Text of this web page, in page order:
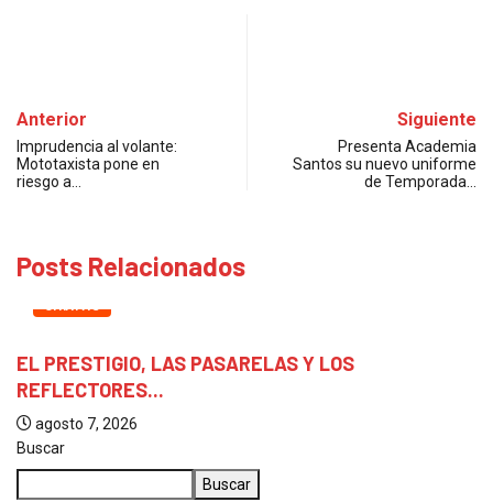
Anterior
Imprudencia al volante:
Mototaxista pone en
riesgo a…
Siguiente
Presenta Academia
Santos su nuevo uniforme
de Temporada…
Posts Relacionados
CHIAPAS
EL PRESTIGIO, LAS PASARELAS Y LOS
REFLECTORES...
agosto 7, 2026
Buscar
Buscar